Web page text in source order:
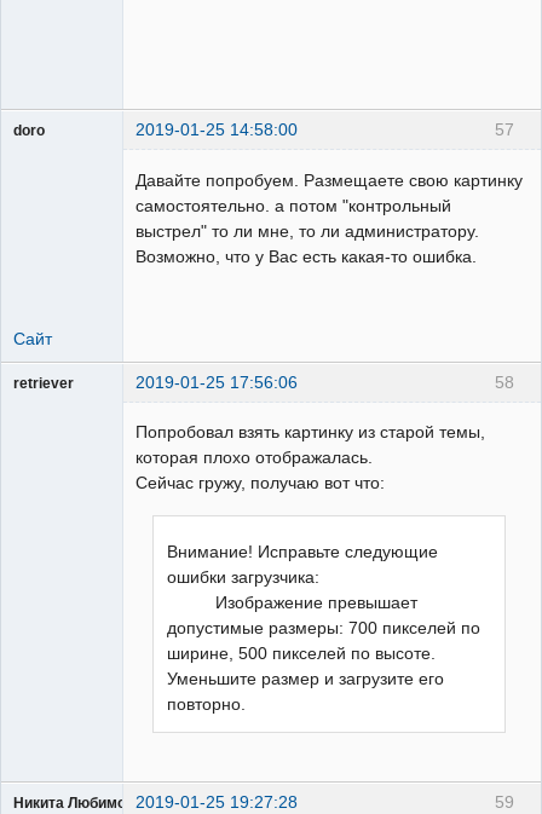
57
doro 2019-01-25 14:58:00
Давайте попробуем. Размещаете свою картинку
самостоятельно. а потом "контрольный
выстрел" то ли мне, то ли администратору.
Возможно, что у Вас есть какая-то ошибка.
Сайт
58
retriever 2019-01-25 17:56:06
Попробовал взять картинку из старой темы,
которая плохо отображалась.
Сейчас гружу, получаю вот что:
Внимание! Исправьте следующие
ошибки загрузчика:
Изображение превышает
допустимые размеры: 700 пикселей по
ширине, 500 пикселей по высоте.
Уменьшите размер и загрузите его
повторно.
59
Никита Любимов 2019-01-25 19:27:28